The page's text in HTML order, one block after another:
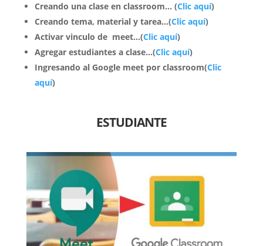
Creando una clase en classroom… (Clic aquí)
Creando tema, material y tarea…(Clic aquí)
Activar vinculo de meet…(Clic aquí)
Agregar estudiantes a clase…(Clic aquí)
Ingresando al Google meet por classroom(Clic
aquí)
ESTUDIANTE